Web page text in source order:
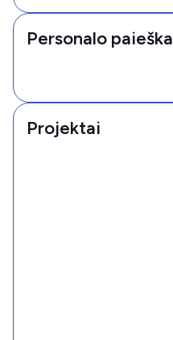
Personalo paieška
Projektai